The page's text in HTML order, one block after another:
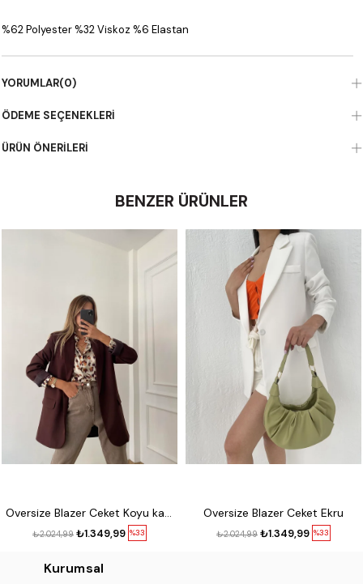
%62 Polyester %32 Viskoz %6 Elastan
YORUMLAR(0)
ÖDEME SEÇENEKLERI
ÜRÜN ÖNERILERI
BENZER ÜRÜNLER
Oversize Blazer Ceket Koyu kahve
%33
₺1.349,99
₺2.024,99
Oversize Blazer Ceket Ekru
%33
₺1.349,99
₺2.024,99
Kurumsal